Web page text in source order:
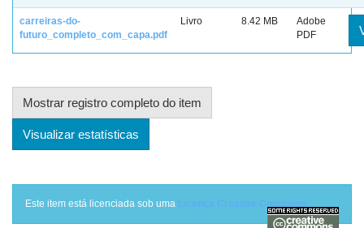
carreiras-do-
futuro_completo_com_capa.pdf
Livro 8.42 MB
Adobe
PDF
Mostrar registro completo do item
Visualizar estatísticas
Este item está licenciada sob uma